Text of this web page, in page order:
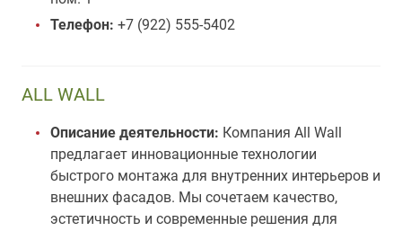
Телефон: +7 (922) 555-5402
ALL WALL
Описание деятельности: Компания All Wall
предлагает инновационные технологии
быстрого монтажа для внутренних интерьеров и
внешних фасадов. Мы сочетаем качество,
эстетичность и современные решения для